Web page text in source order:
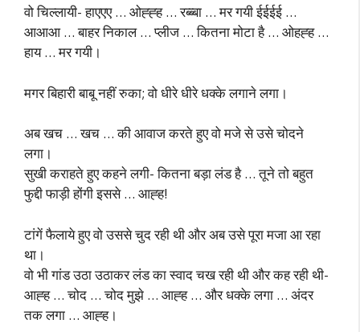
वो चिल्लायी- हाएएए … ओह्ह्ह … रब्ब्बा … मर गयी ईईईई …
आआआ … बाहर निकाल … प्लीज … कितना मोटा है … ओहह्ह …
हाय … मर गयी।
मगर बिहारी बाबू नहीं रुका; वो धीरे धीरे धक्के लगाने लगा।
अब खच … खच … की आवाज करते हुए वो मजे से उसे चोदने
लगा।
सुखी कराहते हुए कहने लगी- कितना बड़ा लंड है … तूने तो बहुत
फुद्दी फाड़ी होंगी इससे … आह्ह!
टांगें फैलाये हुए वो उससे चुद रही थी और अब उसे पूरा मजा आ रहा
था।
वो भी गांड उठा उठाकर लंड का स्वाद चख रही थी और कह रही थी-
आह्ह … चोद … चोद मुझे … आह्ह … और धक्के लगा … अंदर
तक लगा … आह्ह।